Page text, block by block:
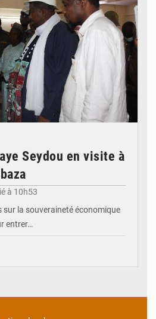
Seydou en visite à
à 10h53
sur la souveraineté économique
entrer…